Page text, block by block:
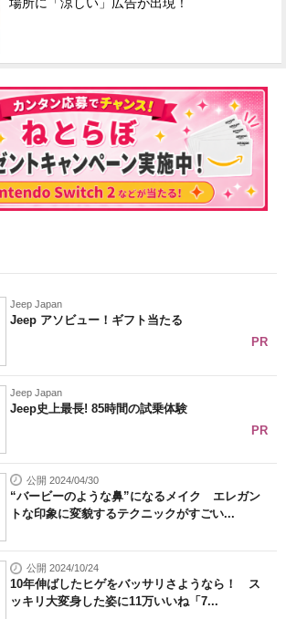
場所に「涼しい」広告が出現！
Jeep Japan
Jeep アソビュー！ギフト当たる
PR
Jeep Japan
Jeep史上最長! 85時間の試乗体験
PR
公開 2024/04/30
“バービーのような鼻”になるメイク エレガン
トな印象に変貌するテクニックがすごい...
公開 2024/10/24
10年伸ばしたヒゲをバッサリさようなら！ ス
ッキリ大変身した姿に11万いいね「7...